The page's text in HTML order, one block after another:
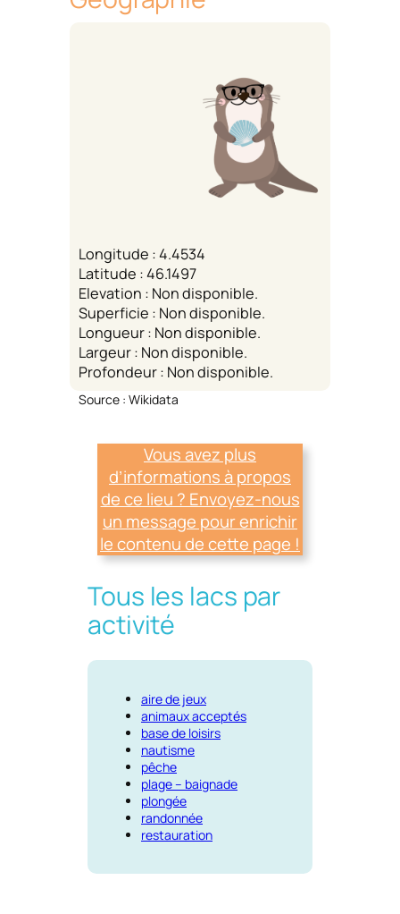
Longitude : 4.4534
Latitude : 46.1497
Elevation : Non disponible.
Superficie : Non disponible.
Longueur : Non disponible.
Largeur : Non disponible.
Profondeur : Non disponible.
Source : Wikidata
Vous avez plus
d’informations à propos
de ce lieu ? Envoyez-nous
un message pour enrichir
le contenu de cette page !
Tous les lacs par
activité
aire de jeux
animaux acceptés
base de loisirs
nautisme
pêche
plage – baignade
plongée
randonnée
restauration